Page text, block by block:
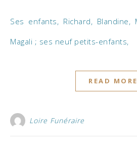
Ses enfants, Richard, Blandine, Marianne, Violaine et
Magali ; ses neuf petits-enfants,
READ MORE
Loire Funéraire